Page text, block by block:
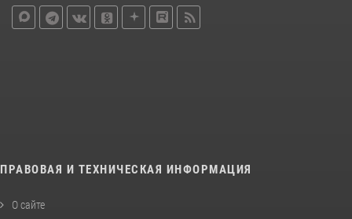
ПРАВОВАЯ И ТЕХНИЧЕСКАЯ ИНФОРМАЦИЯ
О сайте